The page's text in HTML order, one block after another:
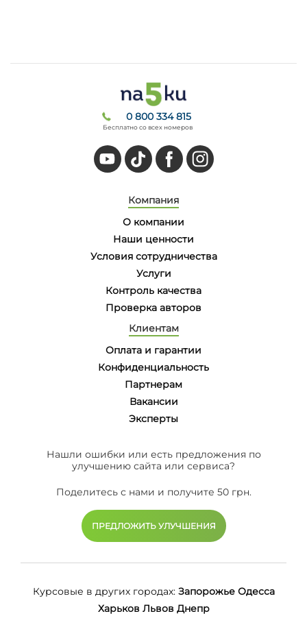
0 800 334 815
Бесплатно со всех номеров
Компания
О компании
Наши ценности
Условия сотрудничества
Услуги
Контроль качества
Проверка авторов
Клиентам
Оплата и гарантии
Конфиденциальность
Партнерам
Вакансии
Эксперты
Нашли ошибки или есть предложения по
улучшению сайта или сервиса?
Поделитесь с нами и получите 50 грн.
ПРЕДЛОЖИТЬ УЛУЧШЕНИЯ
Курсовые в других городах: Запорожье Одесса
Харьков Львов Днепр